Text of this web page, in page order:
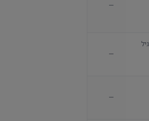
—
הגיל
—
—